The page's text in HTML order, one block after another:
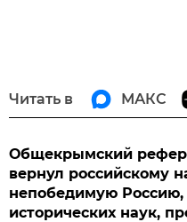
Читать в МАКС
Общекрымский
вернул российскому
непобедимую Россию,
исторических наук,